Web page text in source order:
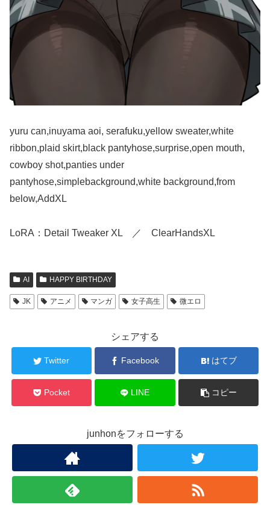
yuru can,inuyama aoi, serafuku,yellow sweater,white
ribbon,plaid skirt,black pantyhose,surprise,open mouth,
cowboy shot,panties under
pantyhose,simplebackground,white background,from
below,AddXL
LoRA：Detail Tweaker XL ／ ClearHandsXL
AI HAPPY BIRTHDAY
JK アニメ マンガ 女子高生 微エロ
シェアする
Twitter Facebook はてブ
Pocket LINE コピー
junhonをフォローする